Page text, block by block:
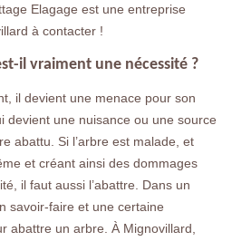
Elagage est une entreprise
à contacter !
il vraiment une nécessité ?
il devient une menace pour son
devient une nuisance ou une source
abattu. Si l’arbre est malade, et
et créant ainsi des dommages
il faut aussi l’abattre. Dans un
savoir-faire et une certaine
abattre un arbre. À Mignovillard,